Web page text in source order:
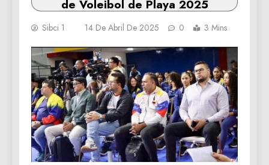
de Voleibol de Playa 2025
Sibci 1 14 De Abril De 2025 0 3 Mins